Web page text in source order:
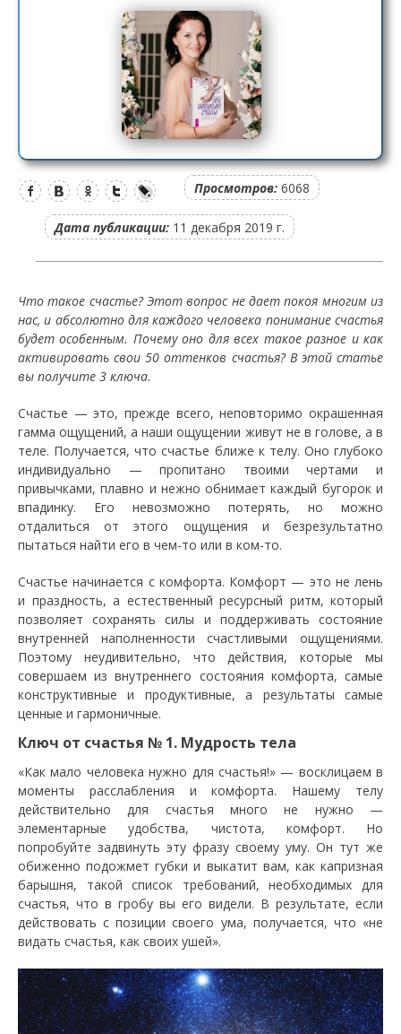
Просмотров: 6068
Дата публикации: 11 декабря 2019 г.
Что такое счастье? Этот вопрос не дает покоя многим из
нас, и абсолютно для каждого человека понимание счастья
будет особенным. Почему оно для всех такое разное и как
активировать свои 50 оттенков счастья? В этой статье
вы получите 3 ключа.
Счастье — это, прежде всего, неповторимо окрашенная
гамма ощущений, а наши ощущении живут не в голове, а в
теле. Получается, что счастье ближе к телу. Оно глубоко
индивидуально — пропитано твоими чертами и
привычками, плавно и нежно обнимает каждый бугорок и
впадинку. Его невозможно потерять, но можно
отдалиться от этого ощущения и безрезультатно
пытаться найти его в чем-то или в ком-то.
Счастье начинается с комфорта. Комфорт — это не лень
и праздность, а естественный ресурсный ритм, который
позволяет сохранять силы и поддерживать состояние
внутренней наполненности счастливыми ощущениями.
Поэтому неудивительно, что действия, которые мы
совершаем из внутреннего состояния комфорта, самые
конструктивные и продуктивные, а результаты самые
ценные и гармоничные.
Ключ от счастья № 1. Мудрость тела
«Как мало человека нужно для счастья!» — восклицаем в
моменты расслабления и комфорта. Нашему телу
действительно для счастья много не нужно —
элементарные удобства, чистота, комфорт. Но
попробуйте задвинуть эту фразу своему уму. Он тут же
обиженно подожмет губки и выкатит вам, как капризная
барышня, такой список требований, необходимых для
счастья, что в гробу вы его видели. В результате, если
действовать с позиции своего ума, получается, что «не
видать счастья, как своих ушей».